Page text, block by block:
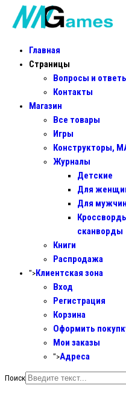
Главная
Страницы
Вопросы и
Контакты
Магазин
Все товары
Игры
Конструкторы,
Журналы
Детские
Для
Для мужчин
сканворды
Книги
Распродажа
">Клиентская зона
Вход
Регистрация
Корзина
Оформить
Мои заказы
">Адреса
Поиск